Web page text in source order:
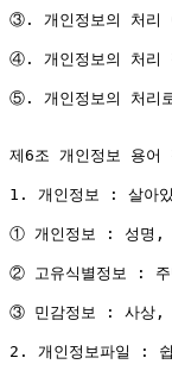
③. 개인정보의 처리
④. 개인정보의 처리
⑤. 개인정보의 처리
제6조 개인정보 용어
1. 개인정보 : 살아
① 개인정보 : 성명,
② 고유식별정보 : 주
③ 민감정보 : 사상,
2. 개인정보파일 : 쉽